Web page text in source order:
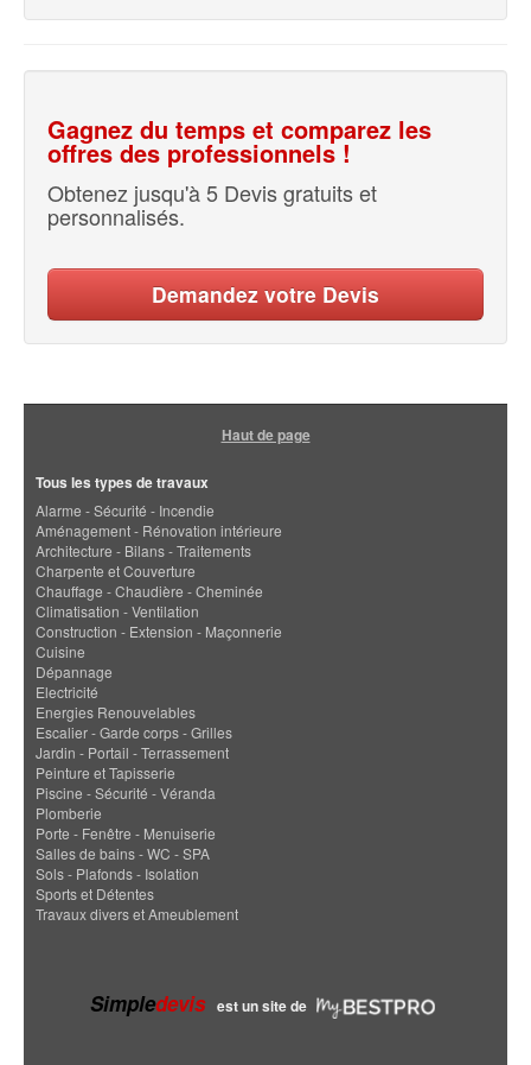
Gagnez du temps et comparez les
offres des professionnels !
Obtenez jusqu'à 5 Devis gratuits et
personnalisés.
Demandez votre Devis
Haut de page
Tous les types de travaux
Alarme - Sécurité - Incendie
Aménagement - Rénovation intérieure
Architecture - Bilans - Traitements
Charpente et Couverture
Chauffage - Chaudière - Cheminée
Climatisation - Ventilation
Construction - Extension - Maçonnerie
Cuisine
Dépannage
Electricité
Energies Renouvelables
Escalier - Garde corps - Grilles
Jardin - Portail - Terrassement
Peinture et Tapisserie
Piscine - Sécurité - Véranda
Plomberie
Porte - Fenêtre - Menuiserie
Salles de bains - WC - SPA
Sols - Plafonds - Isolation
Sports et Détentes
Travaux divers et Ameublement
Simpledevis est un site de